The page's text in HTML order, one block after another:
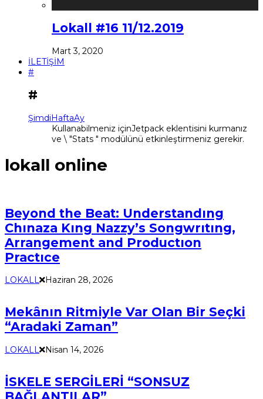
Lokall #16 11/12.2019
Mart 3, 2020
İLETİŞİM
#
#
ŞimdiHaftaAy
Kullanabilmeniz içinJetpack eklentisini kurmanız
ve \ "Stats " modülünü etkinleştirmeniz gerekir.
lokall online
Beyond the Beat: Understandıng
Chınaza Kıng Nazzy’s Songwrıtıng,
Arrangement and Productıon
Practıce
LOKALL Haziran 28, 2026
Mekânın Ritmiyle Var Olan Bir Seçki
“Aradaki Zaman”
LOKALL Nisan 14, 2026
İSKELE SERGİLERİ “SONSUZ